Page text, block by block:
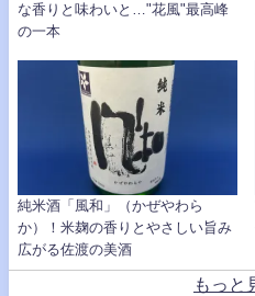
な香りと味わいと…"花風"最高峰
の一本
純米酒「風和」（かぜやわら
か）！米麹の香りとやさしい旨み
広がる佐渡の美酒
もっと